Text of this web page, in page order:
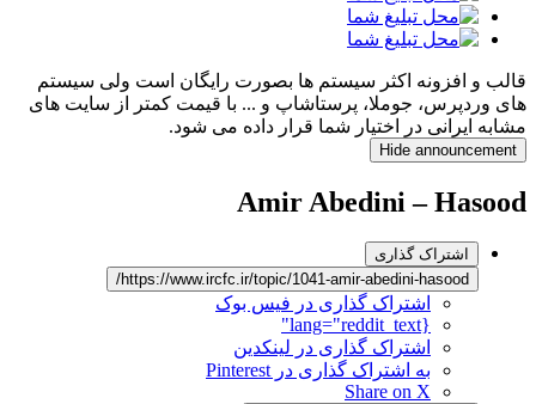
قالب و افزونه اکثر سیستم ها بصورت رایگان است ولی سیستم
های وردپرس، جوملا، پرستاشاپ و ... با قیمت کمتر از سایت های
مشابه ایرانی در اختیار شما قرار داده می شود.
Hide announcement
Amir Abedini – Hasood
اشتراک گذاری
https://www.ircfc.ir/topic/1041-amir-abedini-hasood/
اشتراک گذاری در فیس بوک
{lang="reddit_text"
اشتراک گذاری در لینکدین
به اشتراک گذاری در Pinterest
Share on X